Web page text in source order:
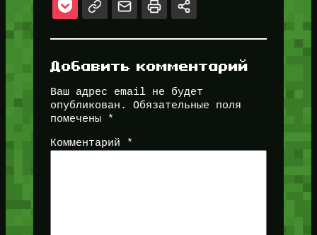
Добавить комментарий
Ваш адрес email не будет
опубликован.
Обязательные поля
помечены
*
Комментарий *